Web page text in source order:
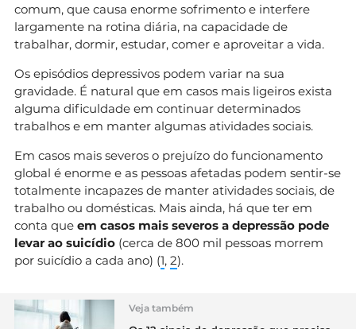
comum, que causa enorme sofrimento e interfere
largamente na rotina diária, na capacidade de
trabalhar, dormir, estudar, comer e aproveitar a vida.
Os episódios depressivos podem variar na sua
gravidade. É natural que em casos mais ligeiros exista
alguma dificuldade em continuar determinados
trabalhos e em manter algumas atividades sociais.
Em casos mais severos o prejuízo do funcionamento
global é enorme e as pessoas afetadas podem sentir-se
totalmente incapazes de manter atividades sociais, de
trabalho ou domésticas. Mais ainda, há que ter em
conta que em casos mais severos a depressão pode
levar ao suicídio (cerca de 800 mil pessoas morrem
por suicídio a cada ano) (1, 2).
Veja também